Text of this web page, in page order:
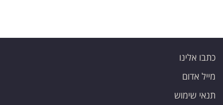
כתבו אלינו
מייל אדום
תנאי שימוש